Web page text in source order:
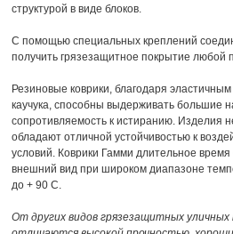
структурой в виде блоков.
С помощью специальных креплений
получить грязезащитное покрытие любой
Резиновые коврики, благодаря
каучука, способны выдерживать большие
сопротивляемость к истиранию. Изделия
обладают отличной устойчивостью к
условий. Коврики Гамми длительное
внешний вид при широком диапазоне
до + 90 C.
От других видов грязезащитных